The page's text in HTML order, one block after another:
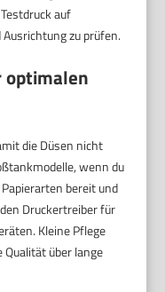
auf
zu prüfen.
optimalen
die Düsen nicht
wenn du
bereit und
Druckertreiber für
Kleine Pflege
über lange